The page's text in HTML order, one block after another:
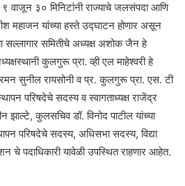
वाजून ३० मिनिटांनी राज्याचे जलसंपदा आणि
महाजन यांच्या हस्ते उद्घाटन होणार असून
सल्लागार समितीचे अध्यक्ष अशोक जैन हे
कुलगुरू प्रा. व्ही एल माहेश्वरी हे
सुनील रायसोनी व प्र. कुलगुरू प्रा. एस. टी
परिषदेचे सदस्य व स्वागताध्यक्ष राजेंद्र
झाल्टे, कुलसचिव डॉ. विनोद पाटील यांच्या
परिषदेचे सदस्य, अधिसभा सदस्य, विद्या
चे पदाधिकारी यावेळी उपस्थित राहणार आहेत.